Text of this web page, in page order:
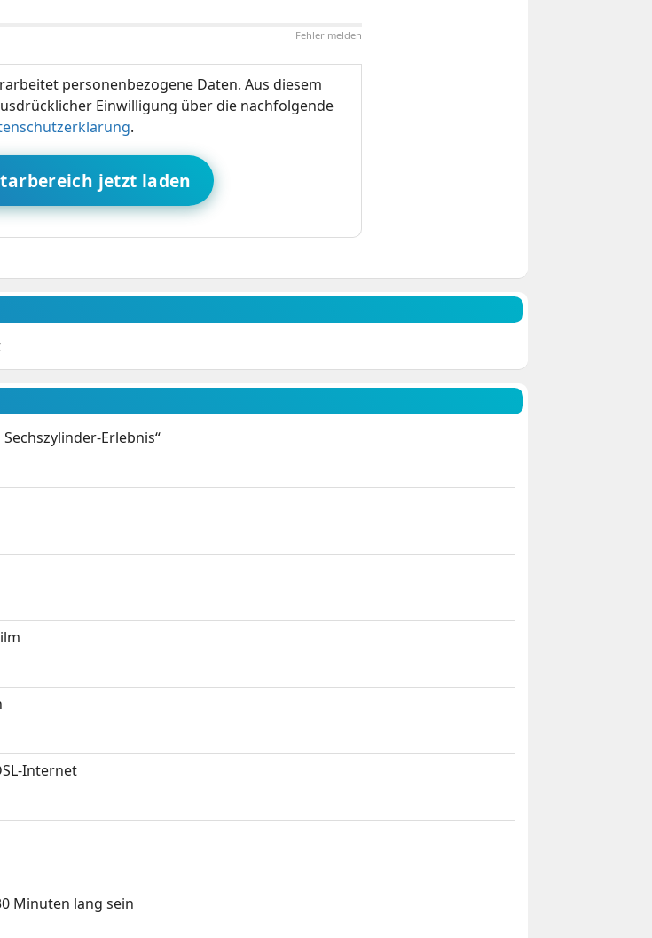
Fehler melden
personenbezogene Daten. Aus diesem
Einwilligung über die nachfolgende
.
jetzt laden
Erlebnis“
Internet
Minuten lang sein